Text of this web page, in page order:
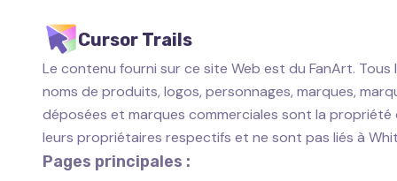
Cursor Trails
Le contenu fourni sur ce site Web est du FanArt. Tous
noms de produits, logos, personnages, marques,
déposées et marques commerciales sont la propriété
leurs propriétaires respectifs et ne sont pas liés à
Pages principales :